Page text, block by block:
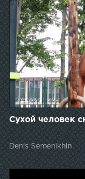
Сухой человек
Denis Semenikhin